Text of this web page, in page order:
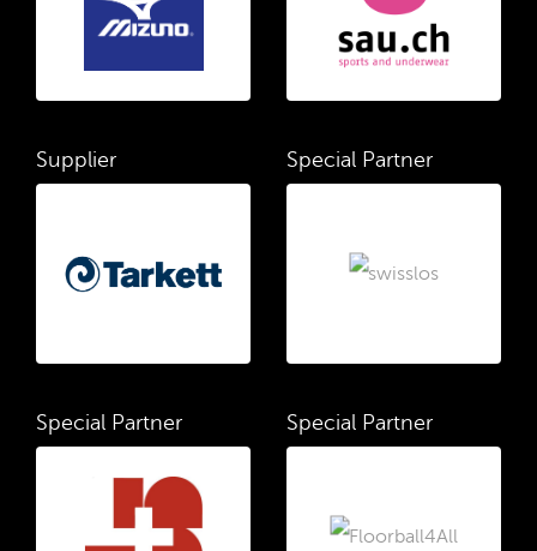
Supplier Special Partner
Special Partner Special Partner